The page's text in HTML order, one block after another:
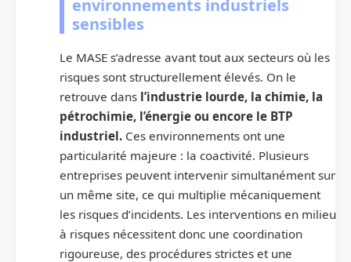
environnements industriels
sensibles
Le MASE s’adresse avant tout aux secteurs où les
risques sont structurellement élevés. On le
retrouve dans l’industrie lourde, la chimie, la
pétrochimie, l’énergie ou encore le BTP
industriel. Ces environnements ont une
particularité majeure : la coactivité. Plusieurs
entreprises peuvent intervenir simultanément sur
un même site, ce qui multiplie mécaniquement
les risques d’incidents. Les interventions en milieu
à risques nécessitent donc une coordination
rigoureuse, des procédures strictes et une